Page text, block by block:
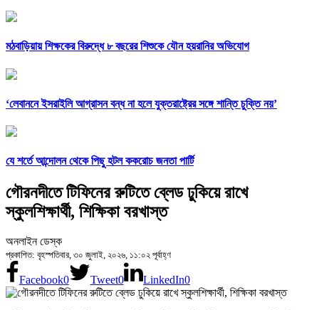
মঠবাড়িয়ায় শিক্ষকের বিরুদ্ধে ৮ বছরের শিশুকে যৌন হয়রানির অভিযোগ
‘লেবাননে ইসরাইলি আগ্রাসন বন্ধ না হলে যুক্তরাষ্ট্রের সঙ্গে শান্তি চুক্তি নয়’
যে শর্তে আন্দোলন থেকে পিছু হটল ককরোচ জনতা পার্টি
গৌরনদীতে টিফিনের রুটিতে ব্লেড ঢুকিয়ে রাখে
স্কুলশিক্ষার্থী, শিক্ষিকা বরখাস্ত
অনলাইন ডেস্ক
প্রকাশিত: বৃহস্পতিবার, ৩০ জুলাই, ২০২৬, ১১:০২ পূর্বাহ্ণ
Facebook0 Tweet0 LinkedIn0